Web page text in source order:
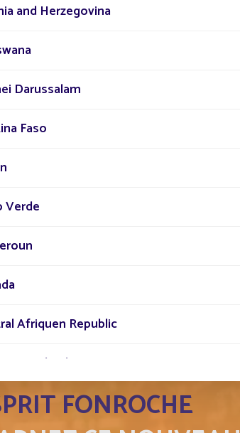
FONROCHE
and Herzegovina
Darussalam
Faso
Verde
Afriquen Republic
Island
(Keeling) Islands